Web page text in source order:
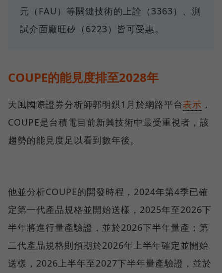
元（FAU）等關鍵技術的上詮（3363）、測
試介面廠旺矽（6223）皆可受惠。
COUPE的能見度排至2028年
天風國際證券分析師郭明錤1月於網路平台表示 ，
COUPE是台積電目前新興技術中最受重視者，該
趨勢的能見度足以看到數年後。
他並分析COUPE的開發時程，2024年第4季已確
定第一代產品規格並開始送樣，2025年至2026下
半年將進行量產驗證，並於2026下半年量產；第
二代產品規格則預期於2026年上半年確定並開始
送樣，2026上半年至2027下半年量產驗證，並於